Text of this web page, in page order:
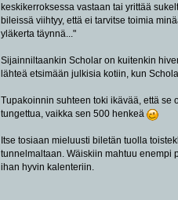
keskikerroksessa vastaan tai yrittää
bileissä viihtyy, että ei tarvitse toimia
yläkerta täynnä..."
Sijainniltaankin Scholar on kuitenkin
lähteä etsimään julkisia kotiin, kun
Tupakoinnin suhteen toki ikävää, että
tungettua, vaikka sen 500 henkeä
Itse tosiaan mieluusti biletän tuolla
tunnelmaltaan. Wäiskiin mahtuu enempi
ihan hyvin kalenteriin.